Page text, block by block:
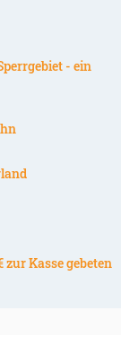
- ein
Kasse gebeten